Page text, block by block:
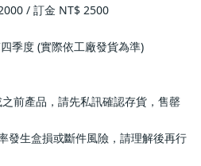
/ 訂金 NT$ 2500
季度 (實際依工廠發貨為準)
前產品，請先私訊確認存貨，售罄
發生盒損或斷件風險，請理解後再行